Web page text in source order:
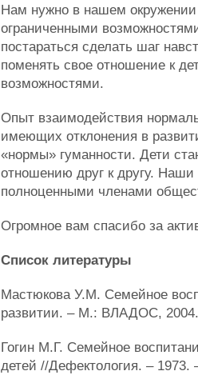
Нам нужно в нашем
ограниченными
постараться сделать шаг
поменять свое отношение к
возможностями.
Опыт взаимодействия
имеющих отклонения в
«нормы» гуманности. Дети
отношению друг к другу.
полноценными членами
Огромное вам спасибо за
Список литературы
Мастюкова У.М. Семейное
развитии. – М.: ВЛАДОС, 2004.
Гогин М.Г. Семейное
детей //Дефектология. –